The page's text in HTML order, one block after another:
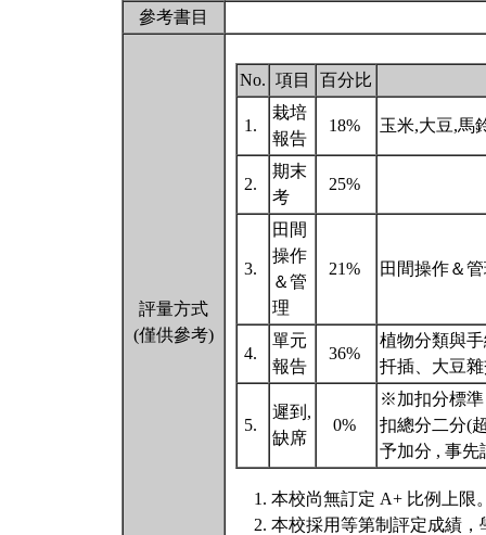
參考書目
評量方式
(僅供參考)
No. 項目 百分比
1.
栽培
報告
18% 玉米,大豆,馬
2.
期末
考
25%
3.
田間
操作
＆管
理
21% 田間操作＆
4.
單元
報告
36%
植物分類與
扦插、大豆
5.
遲到,
缺席
0%
※加扣分標準
扣總分二分(
予加分 , 事
本校尚無訂定 A+ 比例上限
本校採用等第制評定成績